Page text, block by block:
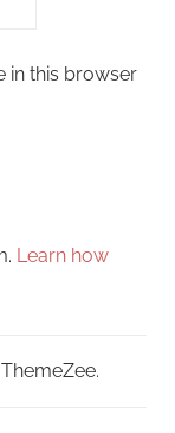
in this browser
Learn how